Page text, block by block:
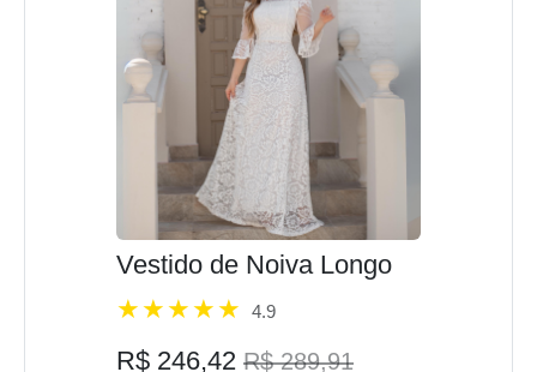
Vestido de Noiva Longo
4.9
R$ 246,42 R$ 289,91